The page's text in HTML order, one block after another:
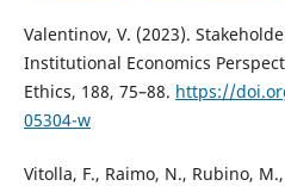
Valentinov, V. (2023).
Institutional Economics
Ethics, 188, 75–88. https://
05304-w
Vitolla, F., Raimo, N., Rubino,